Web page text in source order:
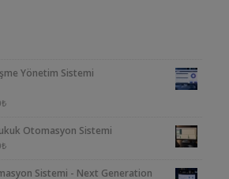
Yönetim Sistemi
₺
Otomasyon Sistemi
₺
Sistemi - Next Generation